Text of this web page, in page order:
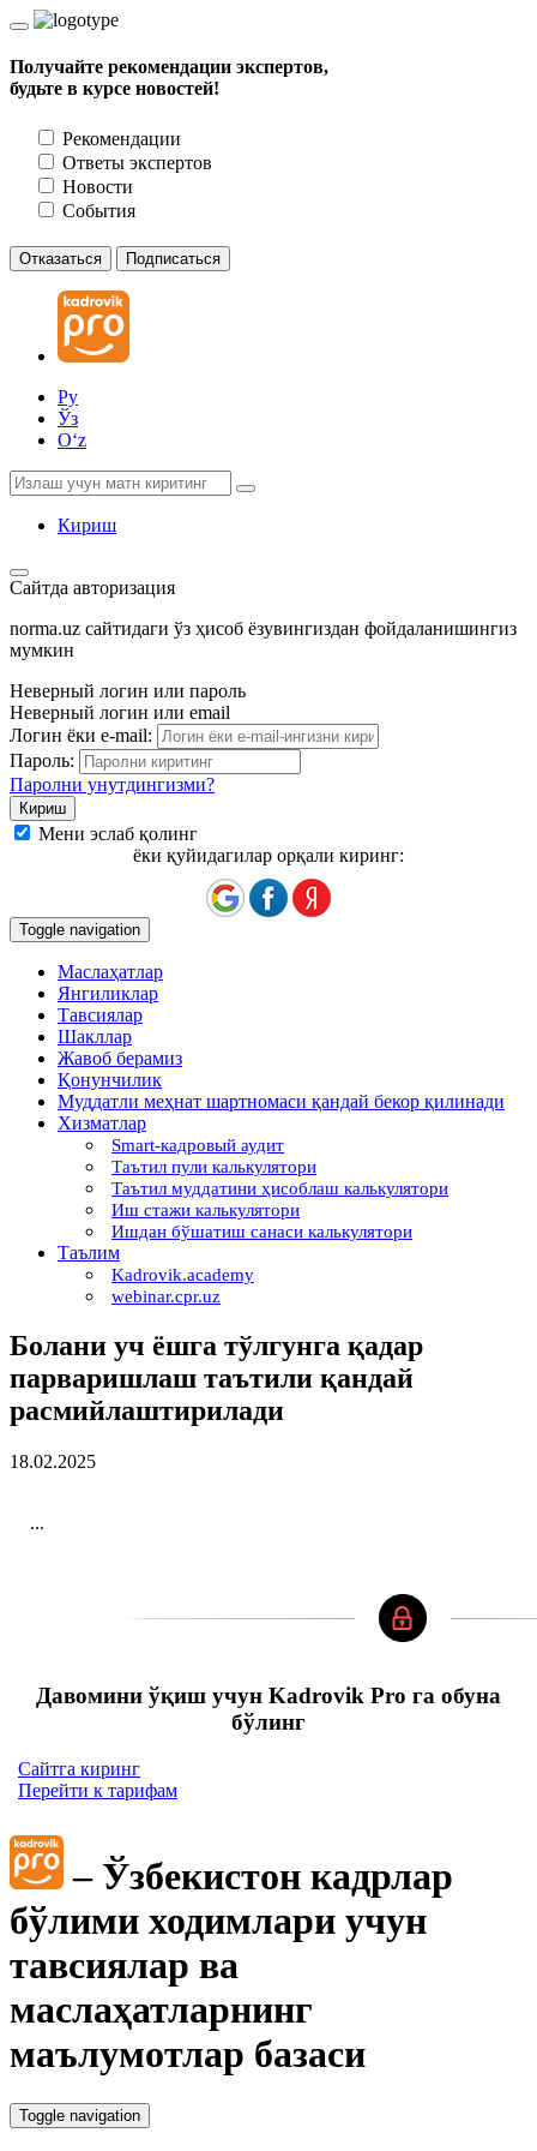
Получайте рекомендации экспертов,
будьте в курсе новостей!
Рекомендации
Ответы экспертов
Новости
События
Отказаться Подписаться
Ру
Ўз
Oʻz
Кириш
Сайтда авторизация
norma.uz сайтидаги ўз ҳисоб ёзувингиздан фойдаланишингиз
мумкин
Неверный логин или пароль
Неверный логин или email
Логин ёки e-mail:
Пароль:
Паролни унутдингизми?
Мени эслаб қолинг
ёки қуйидагилар орқали киринг:
Toggle navigation
Маслаҳатлар
Янгиликлар
Тавсиялар
Шакллар
Жавоб берамиз
Қонунчилик
Муддатли меҳнат шартномаси қандай бекор қилинади
Хизматлар
Smart-кадровый аудит
Таътил пули калькулятори
Таътил муддатини ҳисоблаш калькулятори
Иш стажи калькулятори
Ишдан бўшатиш санаси калькулятори
Таълим
Kadrovik.academy
webinar.cpr.uz
Болани уч ёшга тўлгунга қадар
парваришлаш таътили қандай
расмийлаштирилади
18.02.2025
...
Давомини ўқиш учун Kadrovik Pro га обуна
бўлинг
Сайтга киринг
Перейти к тарифам
– Ўзбекистон кадрлар
бўлими ходимлари учун
тавсиялар ва
маслаҳатларнинг
маълумотлар базаси
Toggle navigation